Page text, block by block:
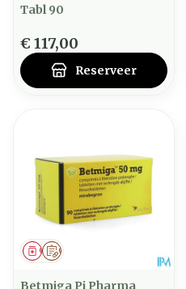
Tabl 90
€ 117,00
Reserveer
Op voorschrift
Geneesmiddel
Betmiga Pi Pharma